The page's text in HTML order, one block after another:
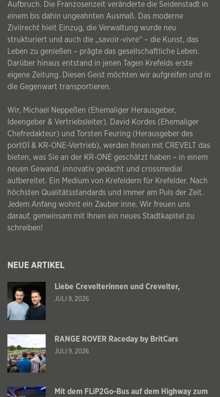
Aufbruch. Die Franzosenzeit veränderte die Seidenstadt in
einem bis dahin ungeahnten Ausmaß. Das moderne
Zivilrecht hielt Einzug, die Verwaltung wurde neu
strukturiert und auch die „savoir-vivre“ – die Kunst, das
Leben zu genießen – prägte das gesellschaftliche Leben.
Darüber hinaus entstand in jenen Tagen Krefelds erste
eigene Zeitung. Diesen Geist möchten wir aufgreifen und in
die Gegenwart transportieren.
Wir, Michael Neppeßen (Ehemaliger Herausgeber,
Ideengeber & Vertriebsleiter), David Kordes (Ehemaliger
Chefredakteur) und Torsten Feuring (Herausgeber des
port01 & KR-ONE-Vertrieb), werden Ihnen mit CREVELT das
bieten, was Sie an der KR-ONE geschätzt haben – in einem
neuen Gewand, innovativ gedacht und crossmedial
aufbereitet. Ein Medium von Krefeldern für Krefelder. Nach
höchsten Qualitätsstandards und immer am Puls der Zeit.
Jedem Anfang wohnt ein Zauber inne. Wir freuen uns
darauf, gemeinsam mit Ihnen ein neues Stadtkapitel zu
schreiben!
NEUE ARTIKEL
Liebe Crevelterinnen und Crevelter,
JULI 9, 2026
RANGE ROVER Raceday by BritCars
JULI 9, 2026
Mit dem FLiP2Go-Bus auf dem Highway zum